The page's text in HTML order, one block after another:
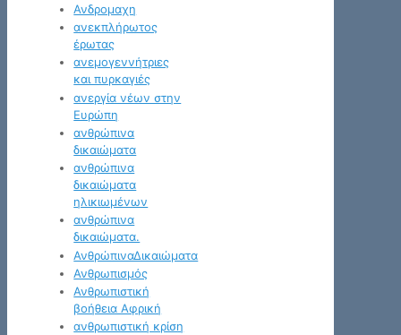
Ανδρομαχη
ανεκπλήρωτος
έρωτας
ανεμογεννήτριες
και πυρκαγιές
ανεργία νέων στην
Ευρώπη
ανθρώπινα
δικαιώματα
ανθρώπινα
δικαιώματα
ηλικιωμένων
ανθρώπινα
δικαιώματα.
ΑνθρώπιναΔικαιώματα
Ανθρωπισμός
Ανθρωπιστική
βοήθεια Αφρική
ανθρωπιστική κρίση